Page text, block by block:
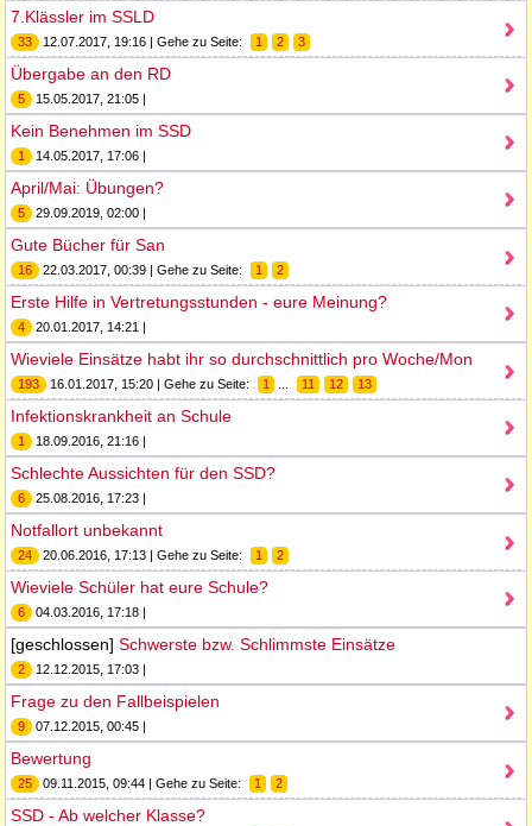
7.Klässler im SSLD
33 12.07.2017, 19:16 | Gehe zu Seite: 1 2 3
Übergabe an den RD
5 15.05.2017, 21:05 |
Kein Benehmen im SSD
1 14.05.2017, 17:06 |
April/Mai: Übungen?
5 29.09.2019, 02:00 |
Gute Bücher für San
16 22.03.2017, 00:39 | Gehe zu Seite: 1 2
Erste Hilfe in Vertretungsstunden - eure Meinung?
4 20.01.2017, 14:21 |
Wieviele Einsätze habt ihr so durchschnittlich pro Woche/Mon
193 16.01.2017, 15:20 | Gehe zu Seite: 1 11 12 13
Infektionskrankheit an Schule
1 18.09.2016, 21:16 |
Schlechte Aussichten für den SSD?
6 25.08.2016, 17:23 |
Notfallort unbekannt
24 20.06.2016, 17:13 | Gehe zu Seite: 1 2
Wieviele Schüler hat eure Schule?
6 04.03.2016, 17:18 |
[geschlossen] Schwerste bzw. Schlimmste Einsätze
2 12.12.2015, 17:03 |
Frage zu den Fallbeispielen
9 07.12.2015, 00:45 |
Bewertung
25 09.11.2015, 09:44 | Gehe zu Seite: 1 2
SSD - Ab welcher Klasse?